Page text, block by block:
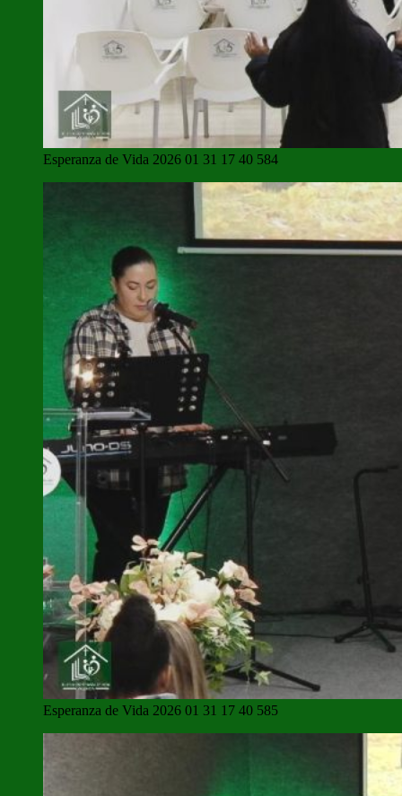
Esperanza de Vida 2026 01 31 17 40 584
Esperanza de Vida 2026 01 31 17 40 585